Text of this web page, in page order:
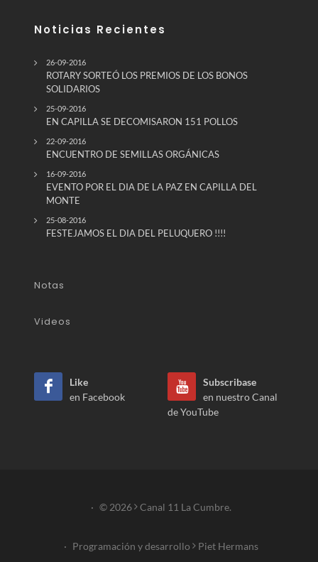
Noticias Recientes
26-09-2016
ROTARY SORTEÓ LOS PREMIOS DE LOS BONOS
SOLIDARIOS
25-09-2016
EN CAPILLA SE DECOMISARON 151 POLLOS
22-09-2016
ENCUENTRO DE SEMILLAS ORGÁNICAS
16-09-2016
EVENTO POR EL DIA DE LA PAZ EN CAPILLA DEL
MONTE
25-08-2016
FESTEJAMOS EL DIA DEL PELUQUERO !!!!
Notas
Videos
Like
en Facebook
Subscribase
en nuestro Canal
de YouTube
· © 2026 Canal 11 La Cumbre.
· Programación y desarrollo Piet Hermans